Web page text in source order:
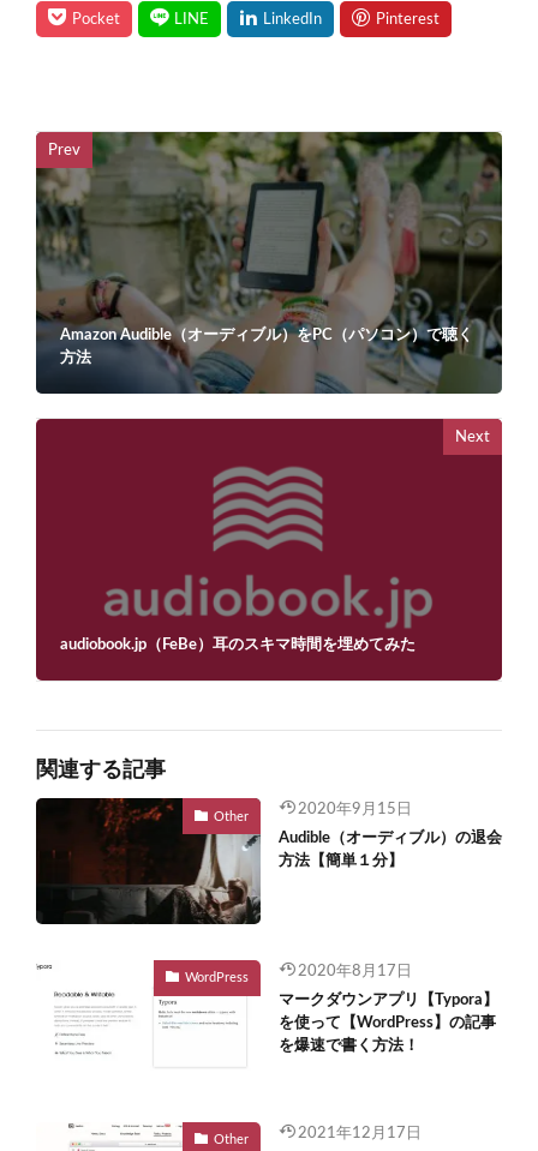
Prev
Amazon Audible（オーディブル）をPC（パソコン）で聴く
方法
Next
audiobook.jp（FeBe）耳のスキマ時間を埋めてみた
関連する記事
Other
2020年9月15日
Audible（オーディブル）の退会
方法【簡単１分】
WordPress
2020年8月17日
マークダウンアプリ【Typora】
を使って【WordPress】の記事
を爆速で書く方法！
Other
2021年12月17日